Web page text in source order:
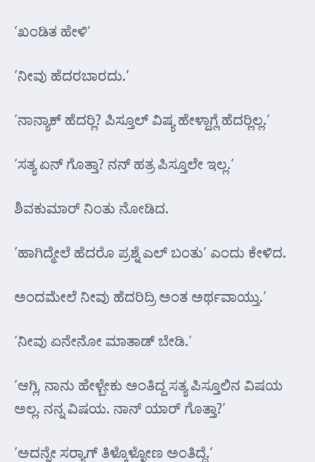
‘ಖಂಡಿತ ಹೇಳಿ’
‘ನೀವು ಹೆದರಬಾರದು.’
‘ನಾನ್ಯಾಕ್ ಹೆದರ್‍ಲಿ? ಪಿಸ್ತೂಲ್ ವಿಷ್ಯ ಹೇಳ್ದಾಗ್ಲೆ ಹೆದರ್‍ಲಿಲ್ಲ.’
‘ಸತ್ಯ ಏನ್ ಗೊತ್ತಾ? ನನ್ ಹತ್ರ ಪಿಸ್ತೂಲೇ ಇಲ್ಲ.’
ಶಿವಕುಮಾರ್ ನಿಂತು ನೋಡಿದ.
‘ಹಾಗಿದ್ಮೇಲೆ ಹೆದರೊ ಪ್ರಶ್ನೆ ಎಲ್ ಬಂತು’ ಎಂದು ಕೇಳಿದ.
ಅಂದಮೇಲೆ ನೀವು ಹೆದರಿದ್ರಿ ಅಂತ ಅರ್ಥವಾಯ್ತು.’
‘ನೀವು ಏನೇನೋ ಮಾತಾಡ್ ಬೇಡಿ.’
‘ಆಗ್ಲಿ, ನಾನು ಹೇಳ್ಬೇಕು ಅಂತಿದ್ದ ಸತ್ಯ ಪಿಸ್ತೂಲಿನ ವಿಷಯ
ಅಲ್ಲ. ನನ್ನ ವಿಷಯ. ನಾನ್ ಯಾರ್ ಗೊತ್ತಾ?’
‘ಅದನ್ನೇ ಸರ್‍ಯಾಗ್ ತಿಳ್ಕೊಳ್ಳೋಣ ಅಂತಿದ್ದೆ.’